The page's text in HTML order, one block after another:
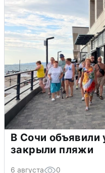
В Сочи объявили
закрыли пляжи
6 августа 0